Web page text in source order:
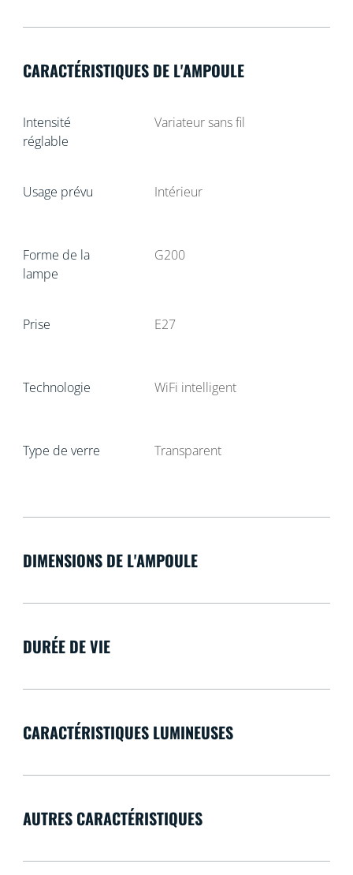
CARACTÉRISTIQUES DE L'AMPOULE
Intensité
réglable
Variateur sans fil
Usage prévu Intérieur
Forme de la
lampe
G200
Prise E27
Technologie WiFi intelligent
Type de verre Transparent
DIMENSIONS DE L'AMPOULE
DURÉE DE VIE
CARACTÉRISTIQUES LUMINEUSES
AUTRES CARACTÉRISTIQUES